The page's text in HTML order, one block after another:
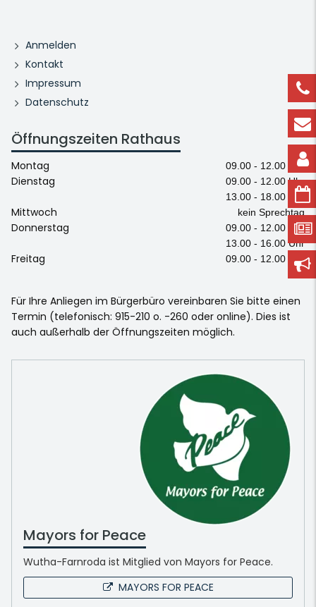
Anmelden
Kontakt
Impressum
Datenschutz
Öffnungszeiten Rathaus
Montag 09.00 - 12.00 Uhr
Dienstag
09.00 - 12.00 Uhr
13.00 - 18.00 Uhr
Mittwoch kein Sprechtag
Donnerstag
09.00 - 12.00 Uhr
13.00 - 16.00 Uhr
Freitag 09.00 - 12.00 Uhr
Für Ihre Anliegen im Bürgerbüro vereinbaren Sie bitte einen
Termin (telefonisch: 915-210 o. -260 oder online). Dies ist
auch außerhalb der Öffnungszeiten möglich.
Mayors for Peace
Wutha-Farnroda ist Mitglied von Mayors for Peace.
MAYORS FOR PEACE